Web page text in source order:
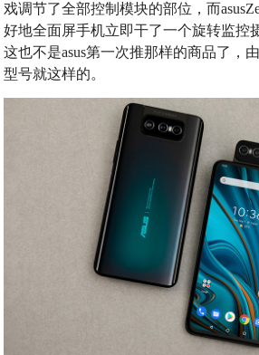
戏调节了全部控制模块的部位，而
好地全面屏手机立即干了一个旋转监控
这也不是asus第一次推那样的商品了，
型号就这样的。